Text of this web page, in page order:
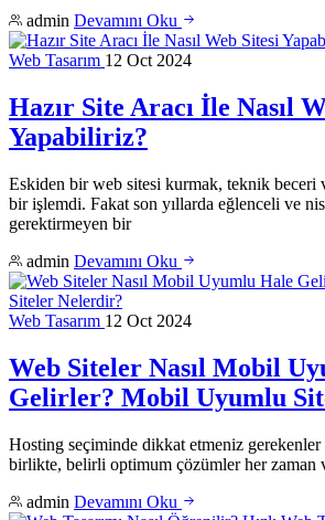
admin Devamını Oku
Web Tasarım 12 Oct 2024
Hazır Site Aracı İle Nasıl
Yapabiliriz?
Eskiden bir web sitesi kurmak, teknik beceri
bir işlemdi. Fakat son yıllarda eğlenceli ve
gerektirmeyen bir
admin Devamını Oku
Web Tasarım 12 Oct 2024
Web Siteler Nasıl Mobil
Gelirler? Mobil Uyumlu
Hosting seçiminde dikkat etmeniz
birlikte, belirli optimum çözümler her zaman
admin Devamını Oku